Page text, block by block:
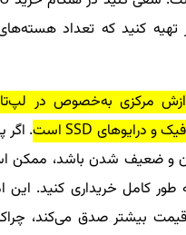
گیگاهرتز تهیه کنید که تعداد
مرکزی به‌خصوص در
و درایوهای SSDاست. اگر
و ضعیف شدن باشد، ممکن
کامل خریداری کنید. این
بیشتر صدق می‌کند،